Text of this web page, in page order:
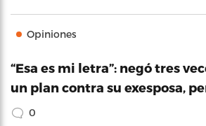
Opiniones
“Esa es mi letra”: negó tres
un plan contra su exesposa,
0